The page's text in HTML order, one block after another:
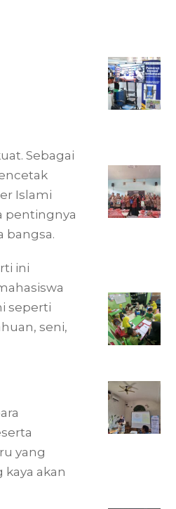
Sebagai
Islami
pentingnya
bangsa.
ini
seperti
seni,
yang
akan